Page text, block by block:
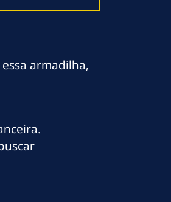
armadilha,